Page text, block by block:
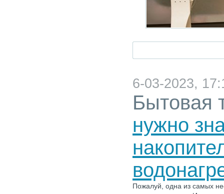
6-03-2023,
Бытовая
нужно
Пожалуй, одна из самых